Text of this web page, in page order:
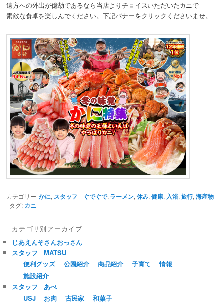
遠方への外出が億劫であるなら当店よりチョイスいただいたカニで
素敵な食卓を楽しんでください。下記バナーをクリックくださいませ。
カテゴリー:かに, スタッフ ぐでぐで, ラーメン,休み,健康, 入浴,旅行,海産物
| タグ: カニ
カテゴリ別アーカイブ
じあえんそさんおっさん
スタッフ MATSU
便利グッズ
公園紹介 商品紹介 子育て
情報
施設紹介
スタッフ あべ
USJ
お肉 古民家
和菓子